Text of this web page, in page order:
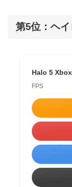
第5位：ヘ
Halo 5
FPS